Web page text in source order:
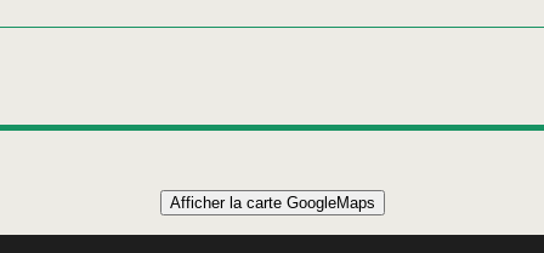
Appartement 5 personnes - Les bérettes - Vue
dégagée et sentiers de randonnées
Afficher la carte GoogleMaps